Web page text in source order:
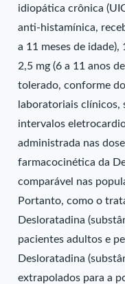
idiopática crônica
anti-histamínica,
a 11 meses de idade),
2,5 mg (6 a 11 anos
tolerado, conforme
laboratoriais clínicos,
intervalos
administrada nas
farmacocinética da
comparável nas
Portanto, como o
Desloratadina
pacientes adultos e
Desloratadina
extrapolados para a